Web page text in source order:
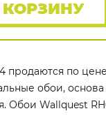
ВСЕ
КОРЗИНУ
продаются по
обои,
Обои Wallquest